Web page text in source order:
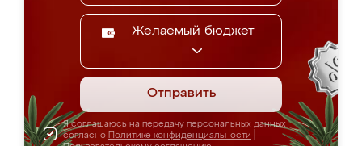
Желаемый бюджет
Отправить
Я соглашаюсь на передачу персональных данных
согласно Политике конфиденциальности